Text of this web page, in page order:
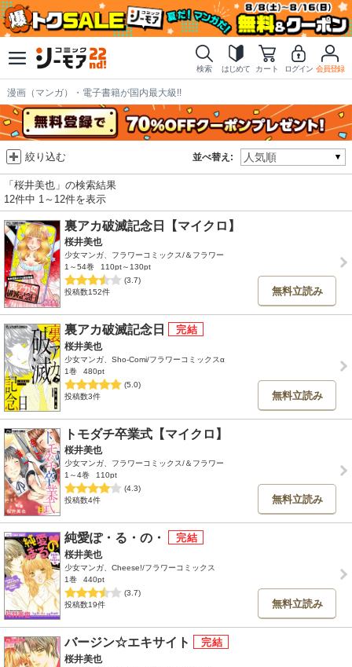
検索 はじめて カート ログイン 会員登録
漫画（マンガ）・電子書籍が国内最大級!!
並べ替え:
絞り込む
「桜井美也」の検索結果
12件中 1～12件を表示
裏アカ破滅記念日【マイクロ】
桜井美也
少女マンガ、フラワーコミックス/＆フラワー
1～54巻
110pt～130pt
(3.7)
投稿数152件
無料立読み
裏アカ破滅記念日
桜井美也
少女マンガ、Sho-Comi/フラワーコミックスα
1巻
480pt
(5.0)
投稿数3件
無料立読み
トモダチ卒業式【マイクロ】
桜井美也
少女マンガ、フラワーコミックス/＆フラワー
1～4巻
110pt
(4.3)
投稿数4件
無料立読み
純愛ぽ・る・の・
桜井美也
少女マンガ、Cheese!/フラワーコミックス
1巻
440pt
(3.7)
投稿数19件
無料立読み
バージン☆エキサイト
桜井美也